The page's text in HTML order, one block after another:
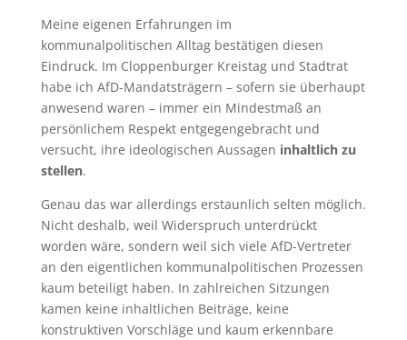
Meine eigenen Erfahrungen im
kommunalpolitischen Alltag bestätigen diesen
Eindruck. Im Cloppenburger Kreistag und Stadtrat
habe ich AfD-Mandatsträgern – sofern sie überhaupt
anwesend waren – immer ein Mindestmaß an
persönlichem Respekt entgegengebracht und
versucht, ihre ideologischen Aussagen inhaltlich zu
stellen.
Genau das war allerdings erstaunlich selten möglich.
Nicht deshalb, weil Widerspruch unterdrückt
worden wäre, sondern weil sich viele AfD-Vertreter
an den eigentlichen kommunalpolitischen Prozessen
kaum beteiligt haben. In zahlreichen Sitzungen
kamen keine inhaltlichen Beiträge, keine
konstruktiven Vorschläge und kaum erkennbare